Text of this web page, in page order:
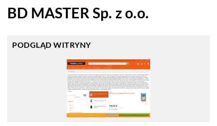
BD MASTER Sp. z o.o.
PODGLĄD WITRYNY